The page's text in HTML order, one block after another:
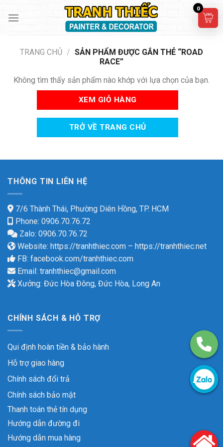
TRANG CHỦ / SẢN PHẨM ĐƯỢC GẮN THẺ “ROAD
RACE”
Không tìm thấy sản phẩm nào khớp với lựa chọn của bạn.
XEM GIỎ HÀNG
TRỞ VỀ TRANG CHỦ
THÔNG TIN LIÊN HỆ
7/6 Thành Thái, Phường Diên Hồng, TP. HCM
Phone: 0906.70.76.72
Zalo: 0906.70.76.72
Website: https://tranhthiec.com – https://tranhthiec.net
FB: facebook.com/tranhthiec.com
Email: tranhthiec@gmail.com
Xưởng: Đức Hòa Đông, Đức Hòa, Long An
CHÍNH SÁCH & HỖ TRỢ
Qui định hoàn tiền & bảo hành
Hỗ trợ giao hàng
Chính sách đổi trả
Chính sách bảo mật
Thanh toán thẻ tín dụng
Hướng dẫn đường đi
Hướng dẫn mua hàng
0